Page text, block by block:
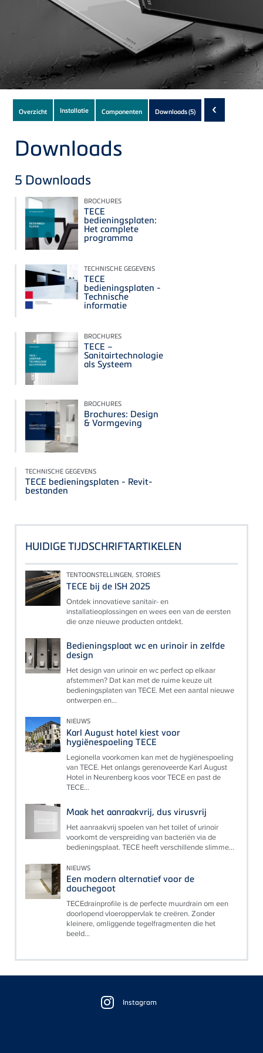
Subnavigation
of
current
Product
Overzicht Installatie Componenten Downloads(5) ‹
Downloads
5 Downloads
BROCHURES
TECE
bedieningsplaten:
Het complete
programma
TECHNISCHE GEGEVENS
TECE
bedieningsplaten -
Technische
informatie
BROCHURES
TECE –
Sanitairtechnologie
als Systeem
BROCHURES
Brochures: Design
& Vormgeving
TECHNISCHE GEGEVENS
TECE bedieningsplaten - Revit-
bestanden
HUIDIGE TIJDSCHRIFTARTIKELEN
TENTOONSTELLINGEN, STORIES
TECE bij de ISH 2025
Ontdek innovatieve sanitair- en
installatieoplossingen en wees een van de eersten
die onze nieuwe producten ontdekt.
Bedieningsplaat wc en urinoir in zelfde
design
Het design van urinoir en wc perfect op elkaar
afstemmen? Dat kan met de ruime keuze uit
bedieningsplaten van TECE. Met een aantal nieuwe
ontwerpen en...
NIEUWS
Karl August hotel kiest voor
hygiënespoeling TECE
Legionella voorkomen kan met de hygiënespoeling
van TECE. Het onlangs gerenoveerde Karl August
Hotel in Neurenberg koos voor TECE en past de
TECE...
Maak het aanraakvrij, dus virusvrij
Het aanraakvrij spoelen van het toilet of urinoir
voorkomt de verspreiding van bacteriën via de
bedieningsplaat. TECE heeft verschillende slimme...
NIEUWS
Een modern alternatief voor de
douchegoot
TECEdrainprofile is de perfecte muurdrain om een
doorlopend vloeroppervlak te creëren. Zonder
kleinere, omliggende tegelfragmenten die het
beeld...
Instagram